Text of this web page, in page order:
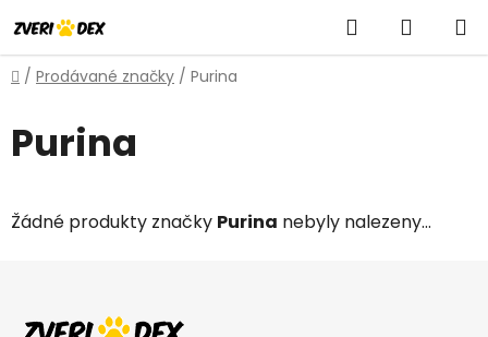
na
obsah
Hledat
KOŠÍK
Domů
/ Prodávané značky / Purina
Purina
Žádné produkty značky Purina nebyly nalezeny...